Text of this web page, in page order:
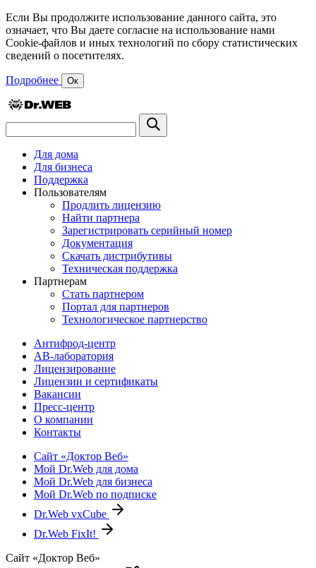
Если Вы продолжите использование данного сайта, это
означает, что Вы даете согласие на использование нами
Cookie-файлов и иных технологий по сбору статистических
сведений о посетителях.
Подробнее Ок
Для дома
Для бизнеса
Поддержка
Пользователям
Продлить лицензию
Найти партнера
Зарегистрировать серийный номер
Документация
Скачать дистрибутивы
Техническая поддержка
Партнерам
Стать партнером
Портал для партнеров
Технологическое партнерство
Антифрод-центр
АВ-лаборатория
Лицензирование
Лицензии и сертификаты
Вакансии
Пресс-центр
О компании
Контакты
Сайт «Доктор Веб»
Мой Dr.Web для дома
Мой Dr.Web для бизнеса
Мой Dr.Web по подписке
Dr.Web vxCube
Dr.Web FixIt!
Сайт «Доктор Веб»